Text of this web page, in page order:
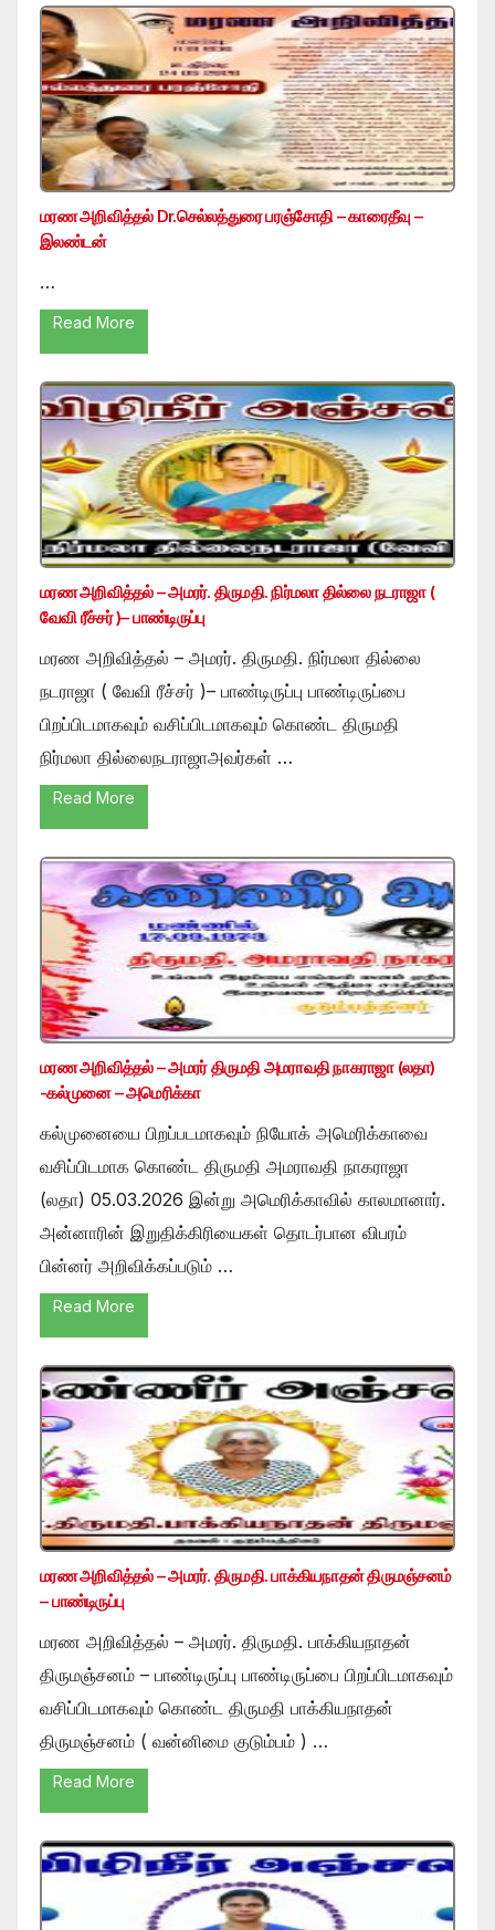
மரண அறிவித்தல் Dr.செல்லத்துரை பரஞ்சோதி – காரைதீவு –
இலண்டன்
…
Read More
மரண அறிவித்தல் – அமரர். திருமதி. நிர்மலா தில்லை நடராஜா (
வேவி ரீச்சர் )– பாண்டிருப்பு
மரண அறிவித்தல் – அமரர். திருமதி. நிர்மலா தில்லை
நடராஜா ( வேவி ரீச்சர் )– பாண்டிருப்பு பாண்டிருப்பை
பிறப்பிடமாகவும் வசிப்பிடமாகவும் கொண்ட திருமதி
நிர்மலா தில்லைநடராஜாஅவர்கள் …
Read More
மரண அறிவித்தல் – அமரர் திருமதி அமராவதி நாகராஜா (லதா)
-கல்முனை – அமெரிக்கா
கல்முனையை பிறப்படமாகவும் நியோக் அமெரிக்காவை
வசிப்பிடமாக கொண்ட திருமதி அமராவதி நாகராஜா
(லதா) 05.03.2026 இன்று அமெரிக்காவில் காலமானார்.
அன்னாரின் இறுதிக்கிரியைகள் தொடர்பான விபரம்
பின்னர் அறிவிக்கப்படும் …
Read More
மரண அறிவித்தல் – அமரர். திருமதி. பாக்கியநாதன் திருமஞ்சனம்
– பாண்டிருப்பு
மரண அறிவித்தல் – அமரர். திருமதி. பாக்கியநாதன்
திருமஞ்சனம் – பாண்டிருப்பு பாண்டிருப்பை பிறப்பிடமாகவும்
வசிப்பிடமாகவும் கொண்ட திருமதி பாக்கியநாதன்
திருமஞ்சனம் ( வன்னிமை குடும்பம் ) …
Read More